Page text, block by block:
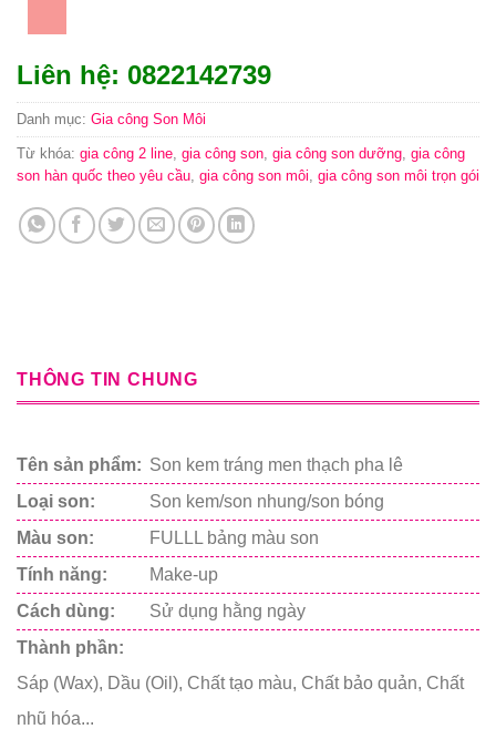
Liên hệ: 0822142739
Danh mục: Gia công Son Môi
Từ khóa: gia công 2 line gia công son gia công son dưỡng gia công
son hàn quốc theo yêu cầu gia công son môi gia công son môi trọn gói
THÔNG TIN CHUNG
Tên sản phẩm: Son kem tráng men thạch pha lê
Loại son:
Son kem/son nhung/son bóng
Màu son:
FULLL bảng màu son
Tính năng:
Make-up
Cách dùng:
Sử dụng hằng ngày
Thành phần:
Sáp (Wax), Dầu (Oil), Chất tạo màu, Chất bảo quản, Chất
nhũ hóa...